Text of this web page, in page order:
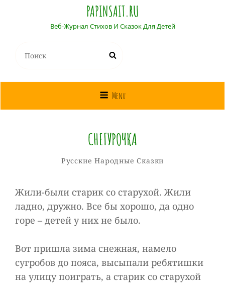
PAPINSAIT.RU
Веб-Журнал Стихов И Сказок Для Детей
Menu
СНЕГУРОЧКА
Рубрики
Русские Народные СказкиОт
Собиратель
Жили-были старик со старухой. Жили
ладно, дружно. Все бы хорошо, да одно
горе – детей у них не было.
Вот пришла зима снежная, намело
сугробов до пояса, высыпали ребятишки
на улицу поиграть, а старик со старухой